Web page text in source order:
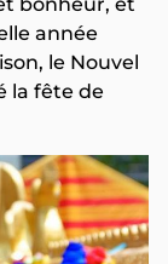
année
le Nouvel
la fête de